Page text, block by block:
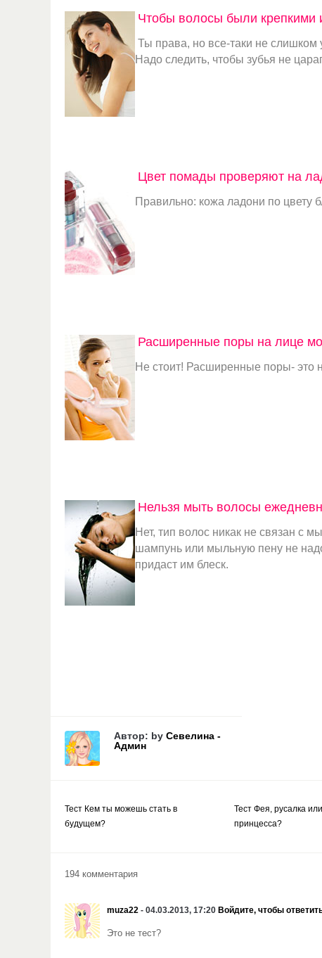
Чтобы волосы были крепкими
Ты права, но все-таки не слишком
Надо следить, чтобы зубья не
Цвет помады проверяют на
Правильно: кожа ладони по цвету
Расширенные поры на лице
Не стоит! Расширенные поры- это
Нельзя мыть волосы
Нет, тип волос никак не связан с
шампунь или мыльную пену не
придаст им блеск.
Автор: by Севелина -
Админ
Тест Кем ты можешь стать в
будущем?
Тест Фея, русалка или
принцесса?
194 комментария
muza22 - 04.03.2013, 17:20 Войдите, чтобы
Это не тест?